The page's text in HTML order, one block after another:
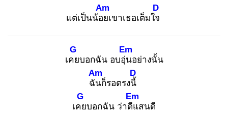
แต่เป็นน้อย
Am
เขาเธอเต็มใจ
D
เคย
G
บอกฉัน อบอุ่น
Em
อย่างนั้น
ฉัน
Am
ก็รอตรงนี้
D
เคย
G
บอกฉัน ว่าดีแ
Em
สนดี